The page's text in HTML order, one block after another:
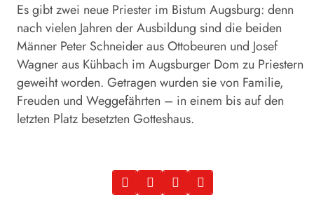
Es gibt zwei neue Priester im Bistum Augsburg: denn
nach vielen Jahren der Ausbildung sind die beiden
Männer Peter Schneider aus Ottobeuren und Josef
Wagner aus Kühbach im Augsburger Dom zu Priestern
geweiht worden. Getragen wurden sie von Familie,
Freuden und Weggefährten – in einem bis auf den
letzten Platz besetzten Gotteshaus.